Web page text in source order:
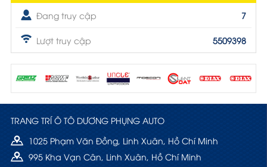
Đang truy cập 7
Lượt truy cập 5509398
TRANG TRÍ Ô TÔ DƯƠNG PHỤNG AUTO
1025 Phạm Văn Đồng, Linh Xuân, Hồ Chí Minh
995 Kha Vạn Cân, Linh Xuân, Hồ Chí Minh